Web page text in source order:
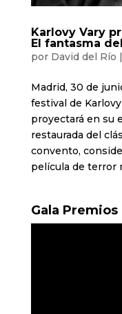
Karlovy Vary
El fantasma
por David del Río |
Madrid, 30 de
festival de
proyectará en su
restaurada del
convento,
película de terror
Gala